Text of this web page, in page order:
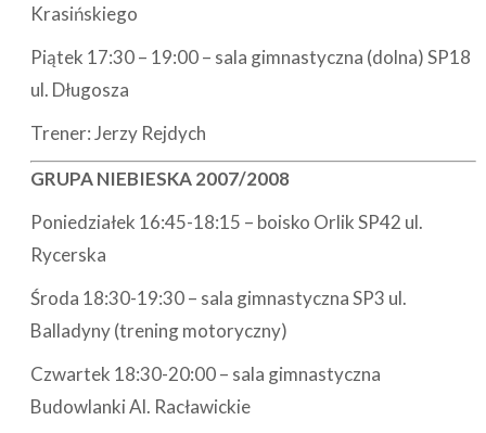
Krasińskiego
Piątek 17:30 – 19:00 – sala gimnastyczna (dolna) SP18
ul. Długosza
Trener: Jerzy Rejdych
GRUPA NIEBIESKA 2007/2008
Poniedziałek 16:45-18:15 – boisko Orlik SP42 ul.
Rycerska
Środa 18:30-19:30 – sala gimnastyczna SP3 ul.
Balladyny (trening motoryczny)
Czwartek 18:30-20:00 – sala gimnastyczna
Budowlanki Al. Racławickie